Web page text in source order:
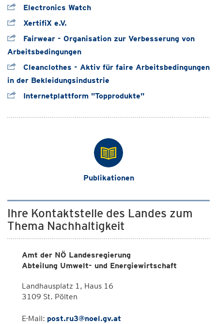
Electronics Watch
XertifiX e.V.
Fairwear - Organisation zur Verbesserung von
Arbeitsbedingungen
Cleanclothes - Aktiv für faire Arbeitsbedingungen
in der Bekleidungsindustrie
Internetplattform "Topprodukte"
Publikationen
Ihre Kontaktstelle des Landes zum
Thema Nachhaltigkeit
Amt der NÖ Landesregierung
Abteilung Umwelt- und Energiewirtschaft
Landhausplatz 1, Haus 16
3109 St. Pölten
E-Mail: post.ru3@noel.gv.at